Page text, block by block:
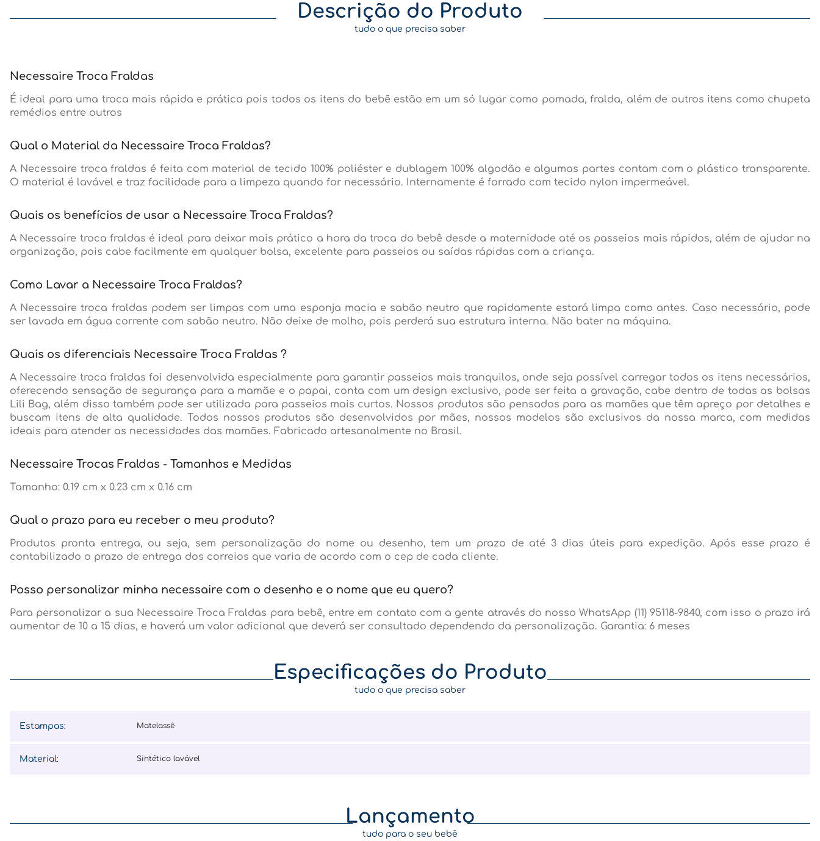
Descrição do Produto
tudo o que precisa saber
Necessaire Troca Fraldas
É ideal para uma troca mais rápida e prática pois todos os itens do bebê estão em um só lugar como pomada, fralda, além de outros itens como chupeta
remédios entre outros
Qual o Material da Necessaire Troca Fraldas?
A Necessaire troca fraldas é feita com material de tecido 100% poliéster e dublagem 100% algodão e algumas partes contam com o plástico transparente.
O material é lavável e traz facilidade para a limpeza quando for necessário. Internamente é forrado com tecido nylon impermeável.
Quais os benefícios de usar a Necessaire Troca Fraldas?
A Necessaire troca fraldas é ideal para deixar mais prático a hora da troca do bebê desde a maternidade até os passeios mais rápidos, além de ajudar na
organização, pois cabe facilmente em qualquer bolsa, excelente para passeios ou saídas rápidas com a criança.
Como Lavar a Necessaire Troca Fraldas?
A Necessaire troca fraldas podem ser limpas com uma esponja macia e sabão neutro que rapidamente estará limpa como antes. Caso necessário, pode
ser lavada em água corrente com sabão neutro. Não deixe de molho, pois perderá sua estrutura interna. Não bater na máquina.
Quais os diferenciais Necessaire Troca Fraldas ?
A Necessaire troca fraldas foi desenvolvida especialmente para garantir passeios mais tranquilos, onde seja possível carregar todos os itens necessários,
oferecendo sensação de segurança para a mamãe e o papai, conta com um design exclusivo, pode ser feita a gravação, cabe dentro de todas as bolsas
Lili Bag, além disso também pode ser utilizada para passeios mais curtos. Nossos produtos são pensados para as mamães que têm apreço por detalhes e
buscam itens de alta qualidade. Todos nossos produtos são desenvolvidos por mães, nossos modelos são exclusivos da nossa marca, com medidas
ideais para atender as necessidades das mamães. Fabricado artesanalmente no Brasil.
Necessaire Trocas Fraldas - Tamanhos e Medidas
Tamanho: 0.19 cm x 0.23 cm x 0.16 cm
Qual o prazo para eu receber o meu produto?
Produtos pronta entrega, ou seja, sem personalização do nome ou desenho, tem um prazo de até 3 dias úteis para expedição. Após esse prazo é
contabilizado o prazo de entrega dos correios que varia de acordo com o cep de cada cliente.
Posso personalizar minha necessaire com o desenho e o nome que eu quero?
Para personalizar a sua Necessaire Troca Fraldas para bebê, entre em contato com a gente através do nosso WhatsApp (11) 95118-9840, com isso o prazo irá
aumentar de 10 a 15 dias, e haverá um valor adicional que deverá ser consultado dependendo da personalização. Garantia: 6 meses
Especificações do Produto
tudo o que precisa saber
Estampas: matelassê
Material: sintético lavável
Lançamento
tudo para o seu bebê